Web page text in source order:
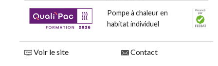
Pompe à chaleur en
habitat individuel
Voir le site Contact